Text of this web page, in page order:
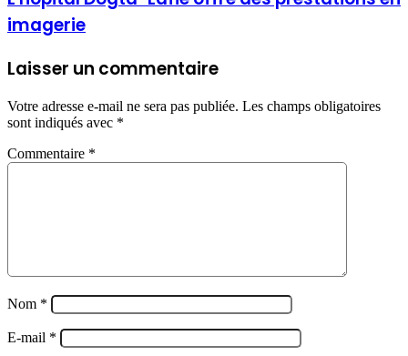
imagerie
Laisser un commentaire
Votre adresse e-mail ne sera pas publiée. Les champs obligatoires
sont indiqués avec *
Commentaire *
Nom *
E-mail *